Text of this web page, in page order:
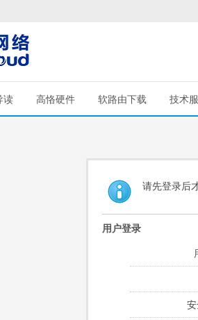
读 高恪硬件 软路由下载 技术
请先登录后
用户登录